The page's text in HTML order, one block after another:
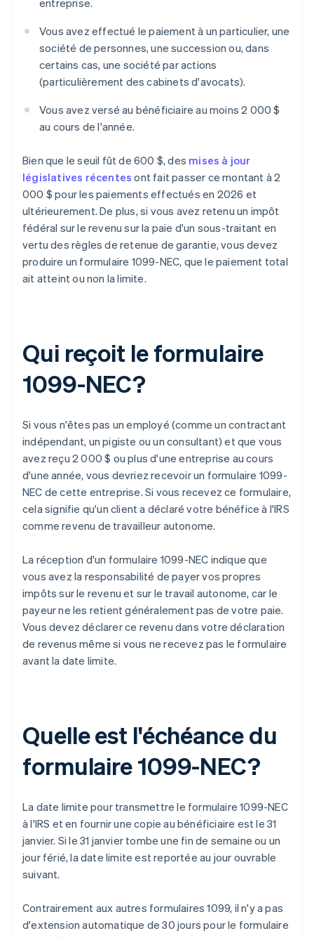
entreprise.
Vous avez effectué le paiement à un particulier, une
société de personnes, une succession ou, dans
certains cas, une société par actions
(particulièrement des cabinets d'avocats).
Vous avez versé au bénéficiaire au moins 2 000 $
au cours de l'année.
Bien que le seuil fût de 600 $, des mises à jour
législatives récentes ont fait passer ce montant à 2
000 $ pour les paiements effectués en 2026 et
ultérieurement. De plus, si vous avez retenu un impôt
fédéral sur le revenu sur la paie d'un sous-traitant en
vertu des règles de retenue de garantie, vous devez
produire un formulaire 1099-NEC, que le paiement total
ait atteint ou non la limite.
Qui reçoit le formulaire
1099-NEC?
Si vous n'êtes pas un employé (comme un contractant
indépendant, un pigiste ou un consultant) et que vous
avez reçu 2 000 $ ou plus d'une entreprise au cours
d'une année, vous devriez recevoir un formulaire 1099-
NEC de cette entreprise. Si vous recevez ce formulaire,
cela signifie qu'un client a déclaré votre bénéfice à l'IRS
comme revenu de travailleur autonome.
La réception d'un formulaire 1099-NEC indique que
vous avez la responsabilité de payer vos propres
impôts sur le revenu et sur le travail autonome, car le
payeur ne les retient généralement pas de votre paie.
Vous devez déclarer ce revenu dans votre déclaration
de revenus même si vous ne recevez pas le formulaire
avant la date limite.
Quelle est l'échéance du
formulaire 1099-NEC?
La date limite pour transmettre le formulaire 1099-NEC
à l'IRS et en fournir une copie au bénéficiaire est le 31
janvier. Si le 31 janvier tombe une fin de semaine ou un
jour férié, la date limite est reportée au jour ouvrable
suivant.
Contrairement aux autres formulaires 1099, il n'y a pas
d'extension automatique de 30 jours pour le formulaire